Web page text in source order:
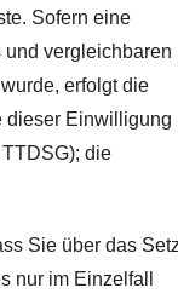
Sofern eine
vergleichbaren
erfolgt die
dieser Einwilligung
die
Sie über das
nur im Einzelfall